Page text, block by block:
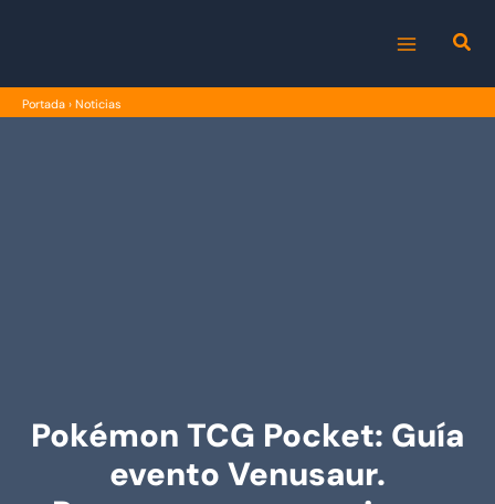
MENU
Portada › Noticias
Pokémon TCG Pocket: Guía
evento Venusaur.